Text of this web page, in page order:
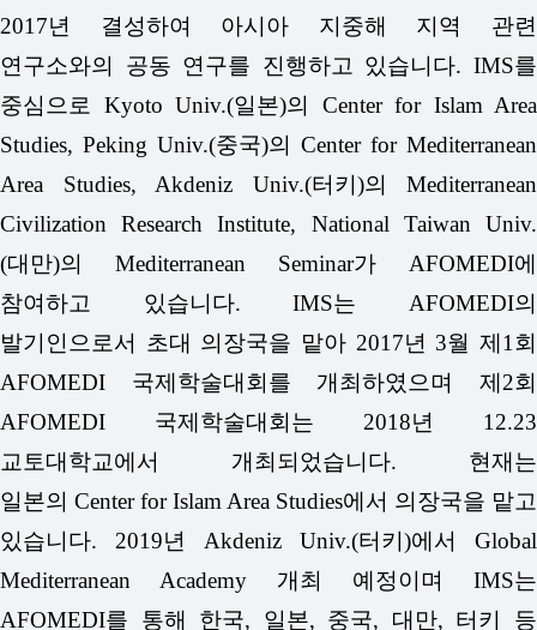
2017년 결성하여 아시아 지중해 지역 관련
연구소와의 공동 연구를 진행하고 있습니다.IMS를
중심으로 Kyoto Univ.(일본)의 Center for Islam Area
Studies, Peking Univ.(중국)의 Center for Mediterranean
Area Studies, Akdeniz Univ.(터키 )의 Mediterranean
Civilization Research Institute, National Taiwan Univ.
(대만)의 Mediterranean Seminar가 AFOMEDI에
참여하고 있습니다.IMS는 AFOMEDI의
발기인으로서 초대 의장국을 맡아 2017년 3월 제 1 회
AFOMEDI 국제학술대회를 개최하였으며제 2회
AFOMEDI 국제학술대회는 2018년 12.23
교토대학교에서 개최되었습니다. 현재는
일본의 Center for Islam Area Studies에서 의장국을 맡고
있습니다. 2019년 Akdeniz Univ.(터키 )에서 Global
Mediterranean Academy 개최 예정이며 IMS는
AFOMEDI를 통해 한국, 일본, 중국, 대만, 터키 등